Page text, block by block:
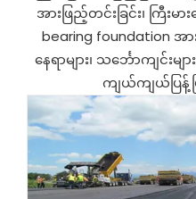
အားဖြည့်တင်းခြင်း၊ ကြီး
bearing foundation အား
နေရာများ၊ သင်္ဘောကျင်းမ
ကျယ်ကျယ်ပြန့်